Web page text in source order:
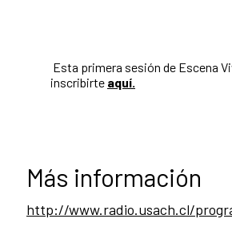
Esta primera sesión de Escena
inscribirte aquí.
Más información
http://www.radio.usach.cl/